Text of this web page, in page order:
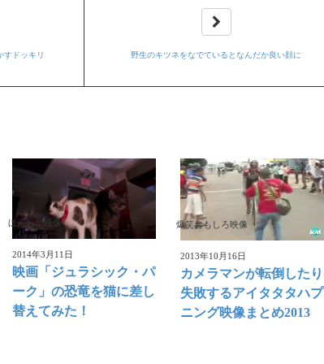
すドッキリ 野生のキツネをなでているとなんだか良い顔に
ほんわか映像
2014年3月11日
映画「ジュラシック・パ
ーク」の恐竜を猫に差し
替えてみた！
爆笑おもしろ映像
2013年10月16日
カメラマンが転倒したり
失敗するアイタタタハプ
ニング映像まとめ2013